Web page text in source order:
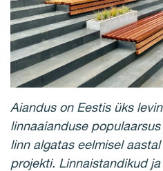
Aiandus on Eestis üks
linnaaianduse
linn algatas eelmisel
projekti. Linnaistandikud